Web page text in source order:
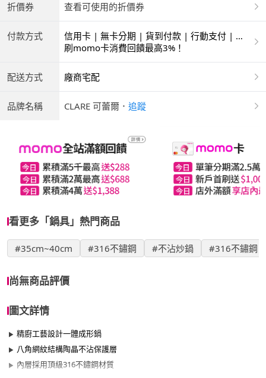
折價券 查看可使用的折價券
付款方式
信用卡 | 無卡分期 | 貨到付款 | 行動支付 | 超
商付款 | ATM | 銀聯卡
刷momo卡消費回饋最高3%！
配送方式 廠商宅配
品牌名稱 CLARE 可蕾爾 ． 追蹤
看更多「鍋具」熱門商品
#35cm~40cm #316不鏽鋼 #不沾炒鍋 #316不鏽鋼
尚無商品評價
圖文詳情
精廚工藝設計一體成形鍋
八角網紋結構陶晶不沾保護層
內層採用頂級316不鏽鋼材質